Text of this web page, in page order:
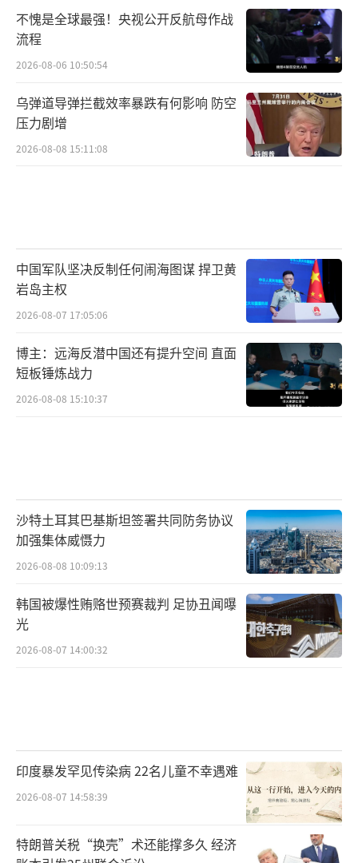
不愧是全球最强！央视公开反航母作战
流程
2026-08-06 10:50:54
乌弹道导弹拦截效率暴跌有何影响 防空
压力剧增
2026-08-08 15:11:08
中国军队坚决反制任何闹海图谋 捍卫黄
岩岛主权
2026-08-07 17:05:06
博主：远海反潜中国还有提升空间 直面
短板锤炼战力
2026-08-08 15:10:37
沙特土耳其巴基斯坦签署共同防务协议
加强集体威慑力
2026-08-08 10:09:13
韩国被爆性贿赂世预赛裁判 足协丑闻曝
光
2026-08-07 14:00:32
印度暴发罕见传染病 22名儿童不幸遇难
2026-08-07 14:58:39
特朗普关税“换壳”术还能撑多久 经济